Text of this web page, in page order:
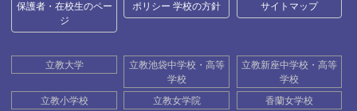
保護者・在校生のペー
ジ
ポリシー 学校の方針 サイトマップ
立教大学
立教池袋中学校・高等
学校
立教新座中学校・高等
学校
立教小学校
立教女学院 香蘭女学校